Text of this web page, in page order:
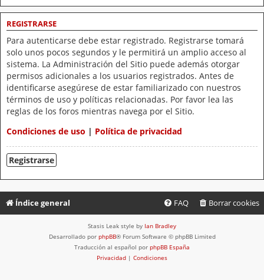
REGISTRARSE
Para autenticarse debe estar registrado. Registrarse tomará
solo unos pocos segundos y le permitirá un amplio acceso al
sistema. La Administración del Sitio puede además otorgar
permisos adicionales a los usuarios registrados. Antes de
identificarse asegúrese de estar familiarizado con nuestros
términos de uso y políticas relacionadas. Por favor lea las
reglas de los foros mientras navega por el Sitio.
Condiciones de uso | Política de privacidad
Registrarse
Índice general Borrar cookies
FAQ
Stasis Leak style by Ian Bradley
Desarrollado por phpBB® Forum Software © phpBB Limited
Traducción al español por phpBB España
Privacidad | Condiciones